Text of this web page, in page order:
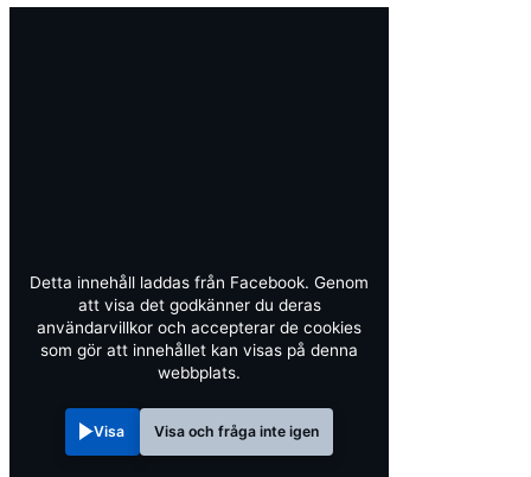
Detta innehåll laddas från Facebook. Genom
att visa det godkänner du deras
användarvillkor och accepterar de cookies
som gör att innehållet kan visas på denna
webbplats.
Visa Visa och fråga inte igen